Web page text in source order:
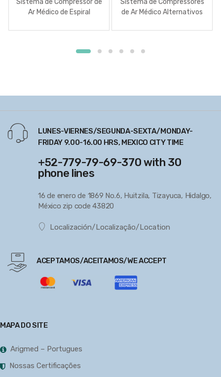
Ar Médico de Espiral
de Ar Médico Alternativos
LUNES-VIERNES/SEGUNDA-SEXTA/MONDAY-
FRIDAY 9.00-16.00 HRS, MEXICO CITY TIME
+52-779-79-69-370 with 30
phone lines
16 de enero de 1869 No.6, Huitzila, Tizayuca, Hidalgo,
México zip code 43820
Localización/Localização/Location
ACEPTAMOS/ACEITAMOS/WE ACCEPT
MAPA DO SITE
Arigmed – Portugues
Nossas Certificações